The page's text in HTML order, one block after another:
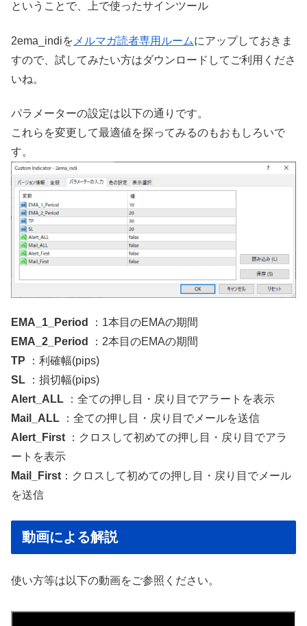
ということで、上で使ったサインツール
2ema_indiを メルマガ読者専用ルームにアップしておきま
すので、試してみたい方はダウンロードしてご利用くださ
いね。
パラメーターの設定は以下の通りです。
これらを変更して最適値を探ってみるのもおもしろいで
す。
EMA_1_Period
：1本目のEMAの期間
EMA_2_Period
：2本目のEMAの期間
TP ：利確幅(pips)
SL ：損切幅(pips)
Alert_ALL ：全ての押し目・戻り目でアラートを表示
Mail_ALL ：全ての押し目・戻り目でメールを送信
Alert_First ：クロスして初めての押し目・戻り目でアラ
ートを表示
Mail_First ：クロスして初めての押し目・戻り目でメール
を送信
動画による解説
使い方等は以下の動画をご参照ください。